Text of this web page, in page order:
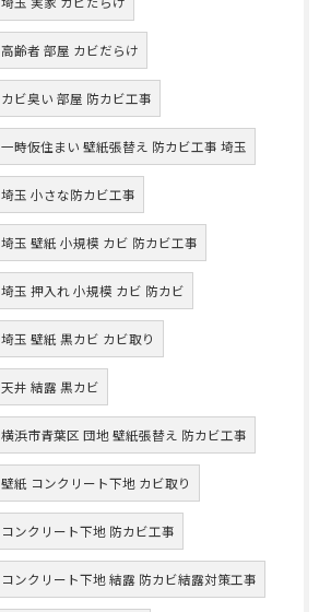
高齢者 部屋 カビだらけ
カビ臭い 部屋 防カビ工事
一時仮住まい 壁紙張替え 防カビ工事 埼玉
埼玉 小さな防カビ工事
埼玉 壁紙 小規模 カビ 防カビ工事
埼玉 押入れ 小規模 カビ 防カビ
埼玉 壁紙 黒カビ カビ取り
天井 結露 黒カビ
横浜市青葉区 団地 壁紙張替え 防カビ工事
壁紙 コンクリート下地 カビ取り
コンクリート下地 防カビ工事
コンクリート下地 結露 防カビ結露対策工事